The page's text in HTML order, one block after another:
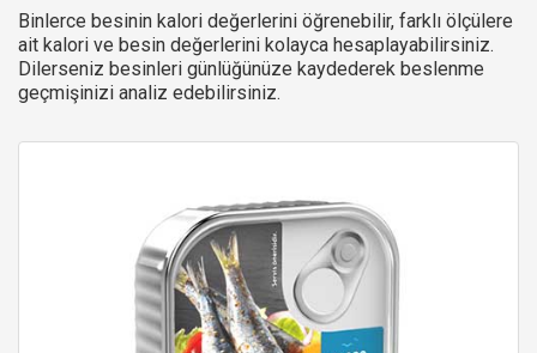
Binlerce besinin kalori değerlerini öğrenebilir, farklı ölçülere
ait kalori ve besin değerlerini kolayca hesaplayabilirsiniz.
Dilerseniz besinleri günlüğünüze kaydederek beslenme
geçmişinizi analiz edebilirsiniz.